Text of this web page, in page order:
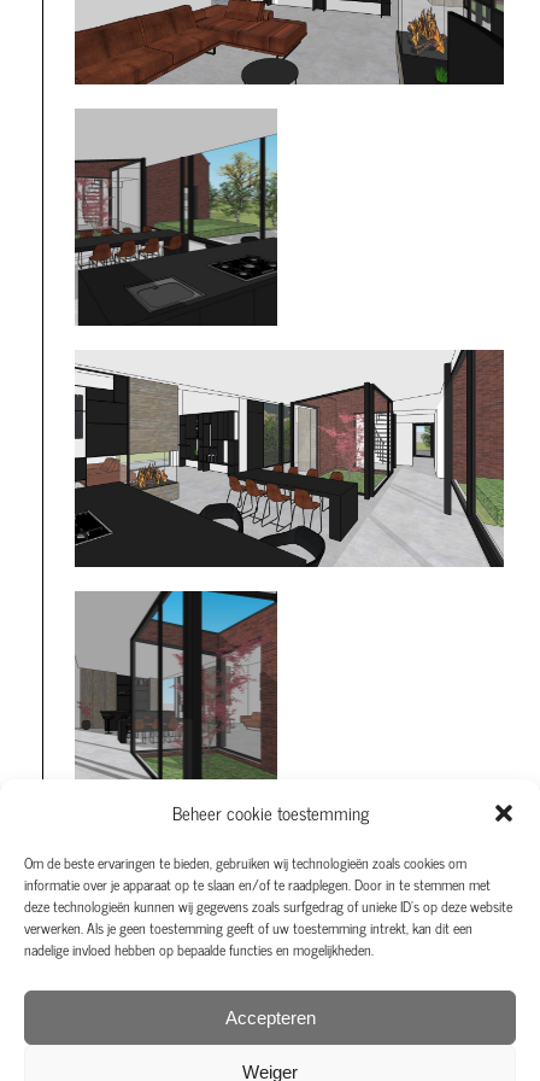
Beheer cookie toestemming
Om de beste ervaringen te bieden, gebruiken wij technologieën zoals cookies om
informatie over je apparaat op te slaan en/of te raadplegen. Door in te stemmen met
deze technologieën kunnen wij gegevens zoals surfgedrag of unieke ID's op deze website
verwerken. Als je geen toestemming geeft of uw toestemming intrekt, kan dit een
nadelige invloed hebben op bepaalde functies en mogelijkheden.
Accepteren
Weiger